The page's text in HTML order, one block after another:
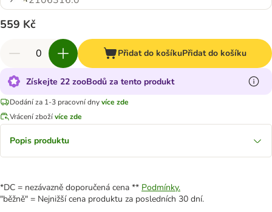
559 Kč
Přidat do košíkuPřidat do košíku
Získejte 22 zooBodů za tento produkt
Dodání za 1-3 pracovní dnyvíce zde
Vrácení zbožívíce zde
Popis produktu
*DC = nezávazně doporučená cena ** Podmínky.
"běžně" = Nejnižší cena produktu za posledních 30 dní.